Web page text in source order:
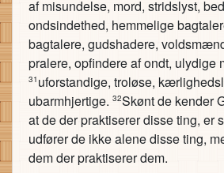
af misundelse, mord, stridslyst,
ondsindethed, hemmelige
bagtalere, gudshadere,
pralere, opfindere af ondt, ulydige
31 uforstandige, troløse,
ubarmhjertige. 32Skønt de kender
at de der praktiserer disse ting, er
udfører de ikke alene disse ting,
dem der praktiserer dem.